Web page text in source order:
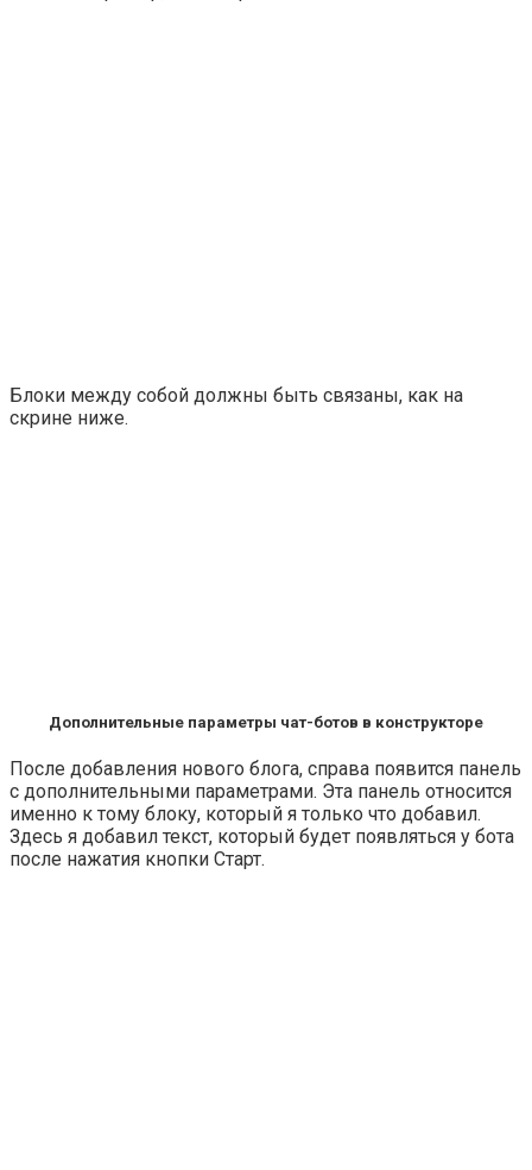
Блоки между собой должны быть связаны, как на
скрине ниже.
Дополнительные параметры чат-ботов в конструкторе
После добавления нового блога, справа появится панель
с дополнительными параметрами. Эта панель относится
именно к тому блоку, который я только что добавил.
Здесь я добавил текст, который будет появляться у бота
после нажатия кнопки Старт.